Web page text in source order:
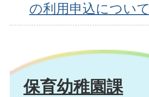
の利用申込について
保育幼稚園課